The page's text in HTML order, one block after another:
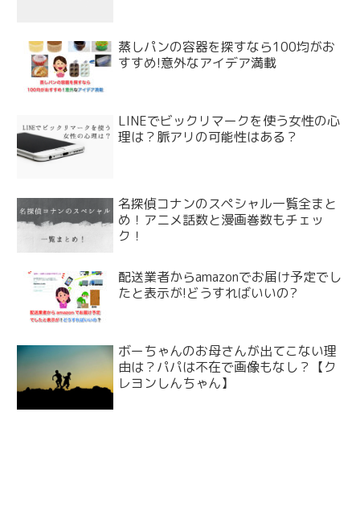
蒸しパンの容器を探すなら100均がお
すすめ!意外なアイデア満載
LINEでビックリマークを使う女性の心
理は？脈アリの可能性はある？
名探偵コナンのスペシャル一覧全まと
め！アニメ話数と漫画巻数もチェッ
ク！
配送業者からamazonでお届け予定でし
たと表示が!どうすればいいの?
ボーちゃんのお母さんが出てこない理
由は？パパは不在で画像もなし？【ク
レヨンしんちゃん】